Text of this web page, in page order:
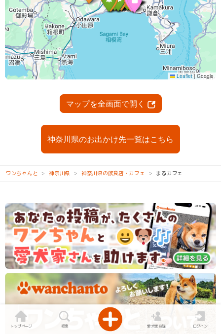
マップを全画面で開く
神奈川県のお出かけ先一覧はこちら
ワンちゃんと 神奈川県 神奈川県の飲食店・カフェ まるカフェ
トップページ 検索 愛犬家登録 ログイン